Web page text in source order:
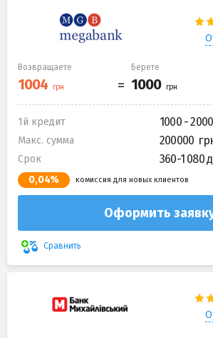
Возвращаете Берете
1й кредит 1000 -
Макс. сумма 200000
Срок 360-1 080
0,04% комиссия для новых клиентов
Оформить
Сравнить